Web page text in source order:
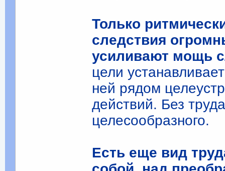
Только
следствия
усиливают мощь
цели
ней рядом
действий. Без
целесообразного.
Есть еще вид